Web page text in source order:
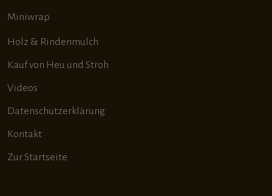
Miniwrap
Holz & Rindenmulch
Kauf von Heu und Stroh
Videos
Datenschutzerklärung
Kontakt
Zur Startseite